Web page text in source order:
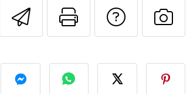
Enviar esta
ImprimaFalar